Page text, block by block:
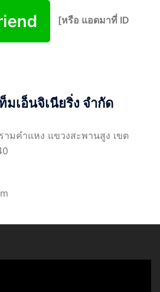
[หรือ แอดมาที่ ID
เอ็นจิเนียริ่ง จำกัด
ามคำแหง แขวงสะพานสูง เขต